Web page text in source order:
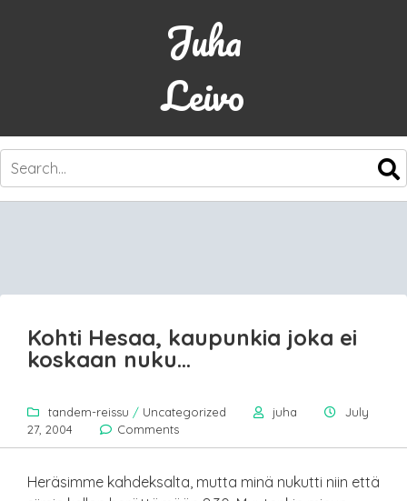
Juha
Leivo
SKIP
CONTENT
Kohti Hesaa, kaupunkia joka ei
koskaan nuku…
tandem-reissu / Uncategorized juha
July
27, 2004
Comments
Heräsimme kahdeksalta, mutta minä nukutti niin että